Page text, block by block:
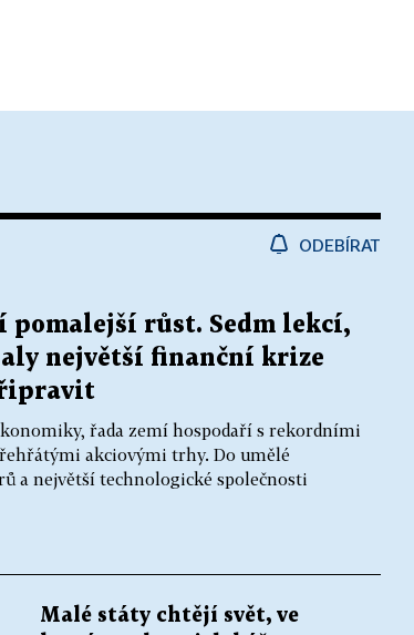
ODEBÍRAT
pomalejší růst. Sedm lekcí,
největší finanční krize
řada zemí hospodaří s rekordními
akciovými trhy. Do umělé
a největší technologické společnosti
Malé státy chtějí svět, ve